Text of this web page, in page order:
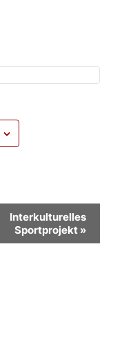
Interkulturelles
Sportprojekt »